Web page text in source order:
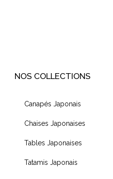
NOS COLLECTIONS
Canapés Japonais
Chaises Japonaises
Tables Japonaises
Tatamis Japonais